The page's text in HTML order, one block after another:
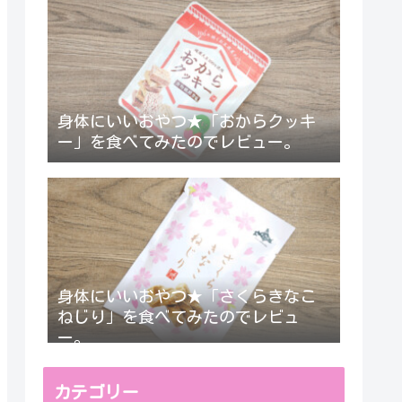
身体にいいおやつ★「おからクッキ
ー」を食べてみたのでレビュー。
身体にいいおやつ★「さくらきなこ
ねじり」を食べてみたのでレビュ
ー。
カテゴリー